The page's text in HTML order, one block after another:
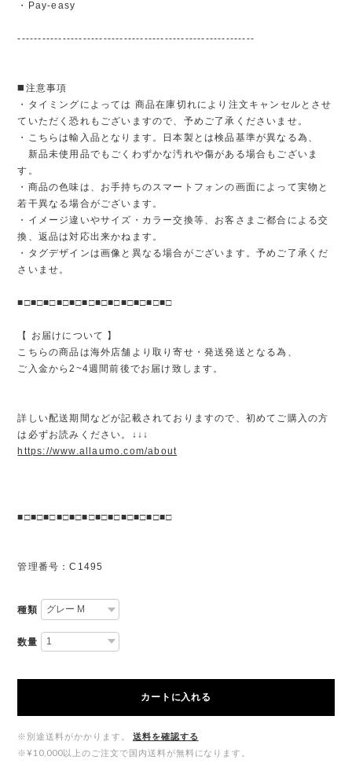
・Pay-easy
----------------------------------------------------------
◼️注意事項
・タイミングによっては 商品在庫切れにより注文キャンセルとさせ
ていただく恐れもございますので、予めご了承くださいませ。
・こちらは輸入品となります。日本製とは検品基準が異なる為、
新品未使用品でもごくわずかな汚れや傷がある場合もございま
す。
・商品の色味は、お手持ちのスマートフォンの画面によって実物と
若干異なる場合がございます。
・イメージ違いやサイズ・カラー交換等、お客さまご都合による交
換、返品は対応出来かねます。
・タグデザインは画像と異なる場合がございます。予めご了承くだ
さいませ。
■□■□■□■□■□■□■□■□■□■□■□■□
【 お届けについて 】
こちらの商品は海外店舗より取り寄せ・発送発送となる為、
ご入金から2~4週間前後でお届け致します。
詳しい配送期間などが記載されておりますので、初めてご購入の方
は必ずお読みください。↓↓↓
https://www.allaumo.com/about
■□■□■□■□■□■□■□■□■□■□■□■□
管理番号：C1495
種類
数量
カートに入れる
※別途送料がかかります。
送料を確認する
※¥10,000以上のご注文で国内送料が無料になります。